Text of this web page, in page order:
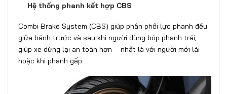
Hệ thống phanh kết hợp CBS
Combi Brake System (CBS) giúp phân phối lực phanh đều
giữa bánh trước và sau khi người dùng bóp phanh trái,
giúp xe dừng lại an toàn hơn – nhất là với người mới lái
hoặc khi phanh gấp.